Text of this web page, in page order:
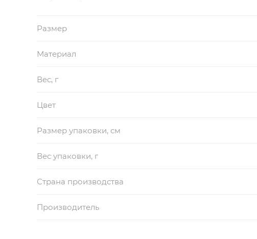
Размер
Материал
Вес, г
Цвет
Размер упаковки, см
Вес упаковки, г
Страна производства
Производитель